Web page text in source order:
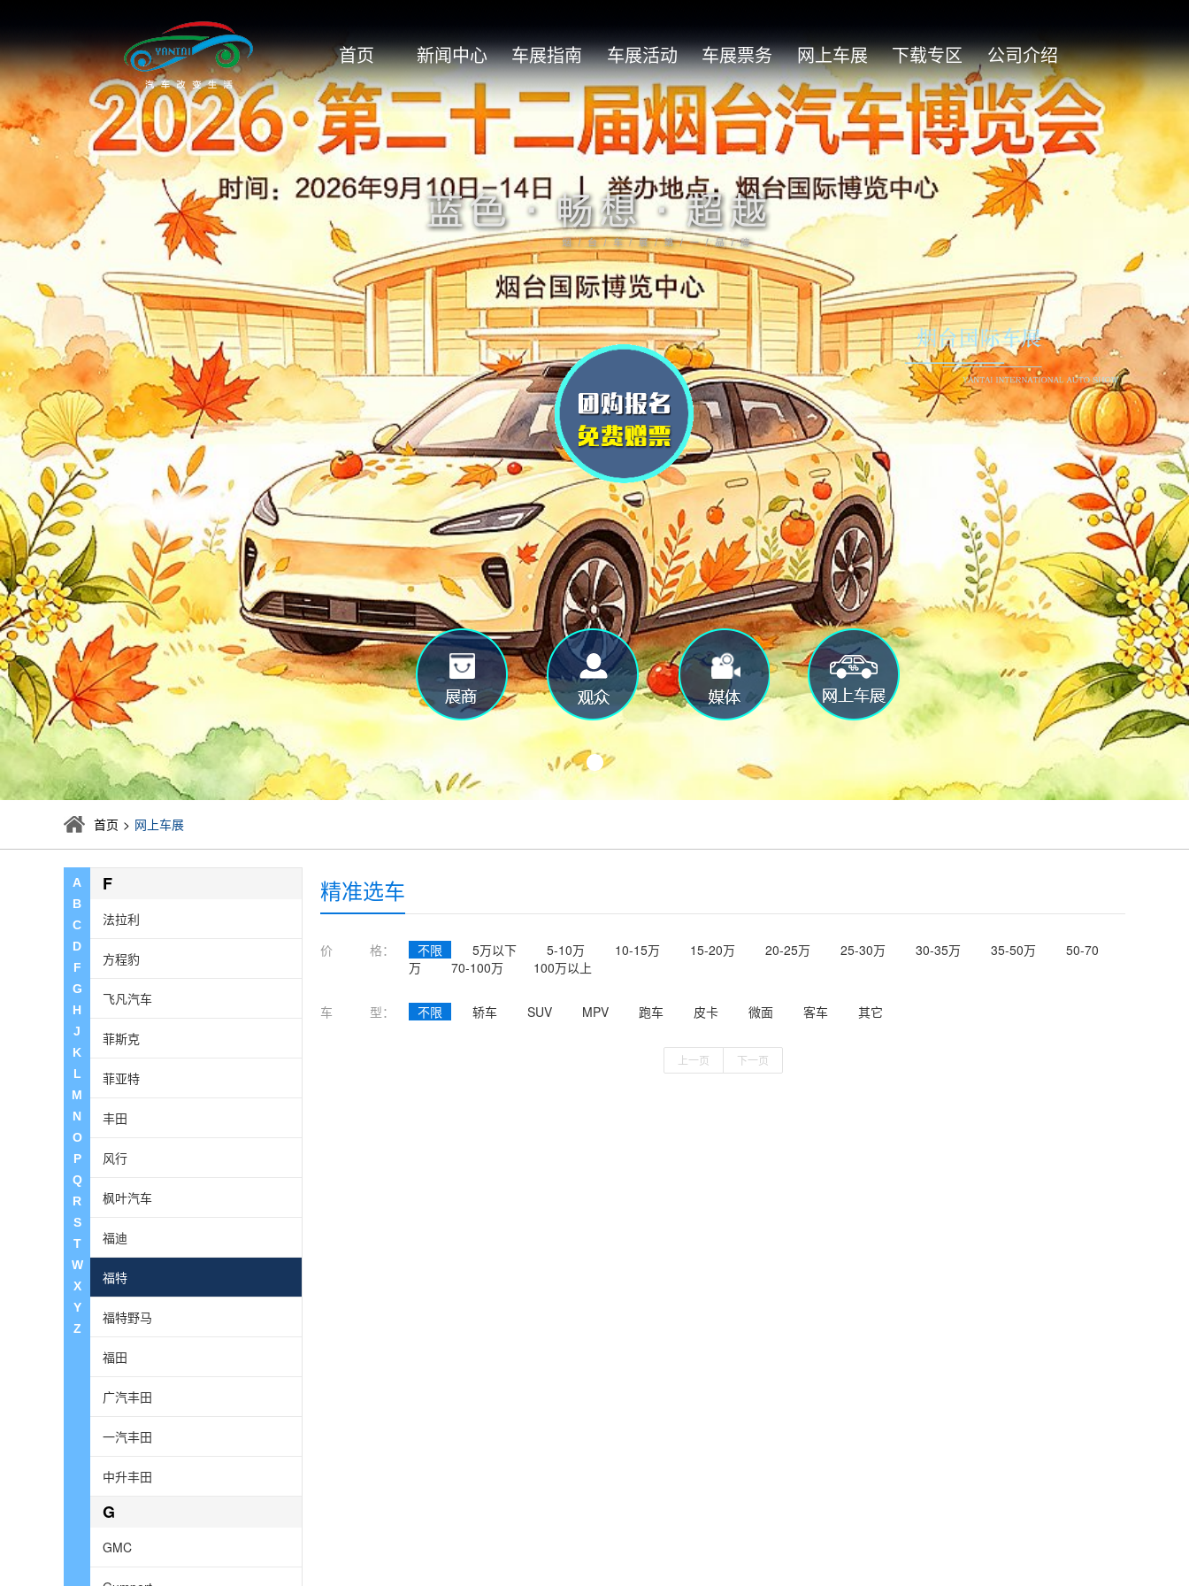
首页 新闻中心 车展指南 车展活动 车展票务 网上车展 下载专区 公司介绍
首页 > 网上车展
A
B
C
D
F
G
H
J
K
L
M
N
O
P
Q
R
S
T
W
X
Y
Z
昌河汽车
长安
长城
长江EV
D
DS
大众
道爵
道奇
东风
东风风光
东风日产
东风御风
东南汽车
东南汽车
进口大众
上海大众
上汽大众
F
法拉利
方程豹
飞凡汽车
菲斯克
菲亚特
丰田
风行
枫叶汽车
福迪
福特
福特野马
福田
广汽丰田
一汽丰田
中升丰田
G
GMC
精准选车
价 格： 不限 5万以下 5-10万 10-15万 15-20万 20-25万 25-30万 30-35万 35-50万
50-70
万
70-100万 100万以上
车 型： 不限 轿车 SUV MPV 跑车 皮卡 微面 客车 其它
上一页 下一页